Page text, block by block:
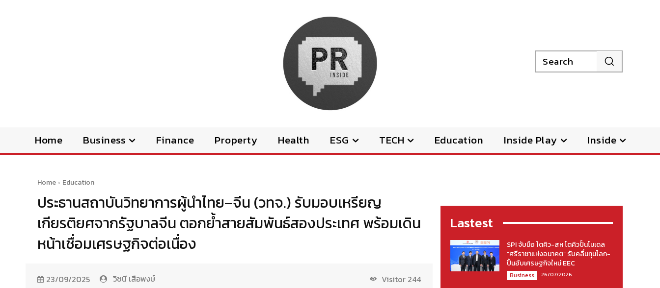
Search
Home Business Finance Property Health ESG TECH Education Inside Play Inside
Home Education
ประธานสถาบันวิทยาการผู้นำไทย–จีน (วทจ.) รับมอบเหรียญ
เกียรติยศจากรัฐบาลจีน ตอกย้ำสายสัมพันธ์สองประเทศ พร้อมเดิน
หน้าเชื่อมเศรษฐกิจต่อเนื่อง
23/09/2025 วิชนี เสือพงษ์ Visitor 244
Lastest
SPI จับมือ โตคิว-สห โตคิวปั้นโมเดล
“ศรีราชาแห่งอนาคต” รับคลื่นทุนโลก-
ปั้นฮับเศรษฐกิจใหม่ EEC
Business 26/07/2026